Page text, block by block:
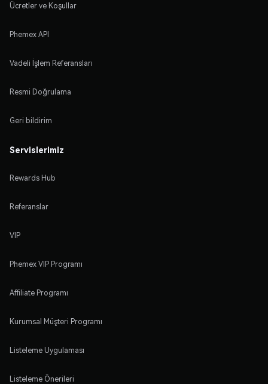
Ücretler ve Koşullar
Phemex API
Vadeli İşlem Referansları
Resmi Doğrulama
Geri bildirim
Servislerimiz
Rewards Hub
Referanslar
VIP
Phemex VIP Programı
Affiliate Programı
Kurumsal Müşteri Programı
Listeleme Uygulaması
Listeleme Önerileri